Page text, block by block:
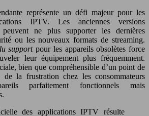
représente un défi majeur pour les
IPTV. Les anciennes versions
ne plus supporter les dernières
ou les nouveaux formats de streaming.
support pour les appareils obsolètes force
leur équipement plus fréquemment.
bien que compréhensible d’un point de
de la frustration chez les consommateurs
parfaitement fonctionnels mais